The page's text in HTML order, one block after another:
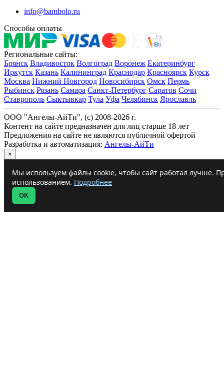
info@bambolo.ru
Способы оплаты
Региональные сайты:
Брянск Владивосток Волгоград Воронеж Екатеринбург
Иркутск Казань Калининград Краснодар Красноярск Курск
Москва Нижний Новгород Новосибирск Омск Пермь
Рыбинск Рязань Самара Санкт-Петербург Саратов Сочи
Ставрополь Сыктывкар Тула Уфа Челябинск Ярославль
ООО "Ангелы-АйТи", (c) 2008-2026 г.
Контент на сайте предназначен для лиц старше 18 лет
Предложения на сайте не являются публичной офертой
Разработка и автоматизация: Ангелы-АйТи
×
Мы используем файлы cookie, чтобы сайт работал лучше.
использованием. Подробнее
OK